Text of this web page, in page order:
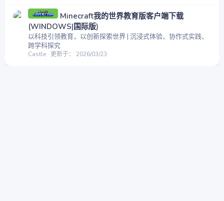
Minecraft我的世界教育版客户端下载
(WINDOWS|国际版)
以科技引领教育，以创新探索世界 | 沉浸式体验、协作式实践、
跨学科探究
Castle 更新于： 2026/03/23